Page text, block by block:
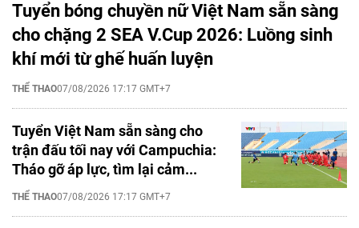
Tuyển bóng chuyền nữ Việt Nam sẵn sàng
cho chặng 2 SEA V.Cup 2026: Luồng sinh
khí mới từ ghế huấn luyện
THỂ THAO07/08/2026 17:17 GMT+7
Tuyển Việt Nam sẵn sàng cho
trận đấu tối nay với Campuchia:
Tháo gỡ áp lực, tìm lại cảm...
THỂ THAO07/08/2026 17:17 GMT+7